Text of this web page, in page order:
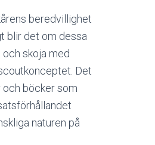
beredvillighet
blir det om dessa
skoja med
Det
och böcker som
naturen på